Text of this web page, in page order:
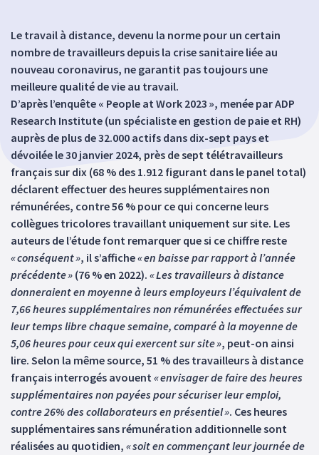
Le travail à distance, devenu la norme pour un certain
nombre de travailleurs depuis la crise sanitaire liée au
nouveau coronavirus, ne garantit pas toujours une
meilleure qualité de vie au travail.
D’après l’enquête « People at Work 2023 », menée par ADP
Research Institute (un spécialiste en gestion de paie et RH)
auprès de plus de 32.000 actifs dans dix-sept pays et
dévoilée le 30 janvier 2024, près de sept télétravailleurs
français sur dix (68 % des 1.912 figurant dans le panel total)
déclarent effectuer des heures supplémentaires non
rémunérées, contre 56 % pour ce qui concerne leurs
collègues tricolores travaillant uniquement sur site. Les
auteurs de l’étude font remarquer que si ce chiffre reste
« conséquent », il s’affiche« en baisse par rapport à l’année
précédente » (76 % en 2022). « Les travailleurs à distance
donneraient en moyenne à leurs employeurs l’équivalent de
7,66 heures supplémentaires non rémunérées effectuées sur
leur temps libre chaque semaine, comparé à la moyenne de
5,06 heures pour ceux qui exercent sur site », peut-on ainsi
lire. Selon la même source, 51 % des travailleurs à distance
français interrogés avouent « envisager de faire des heures
supplémentaires non payées pour sécuriser leur emploi,
contre 26% des collaborateurs en présentiel ». Ces heures
supplémentaires sans rémunération additionnelle sont
réalisées au quotidien, « soit en commençant leur journée de